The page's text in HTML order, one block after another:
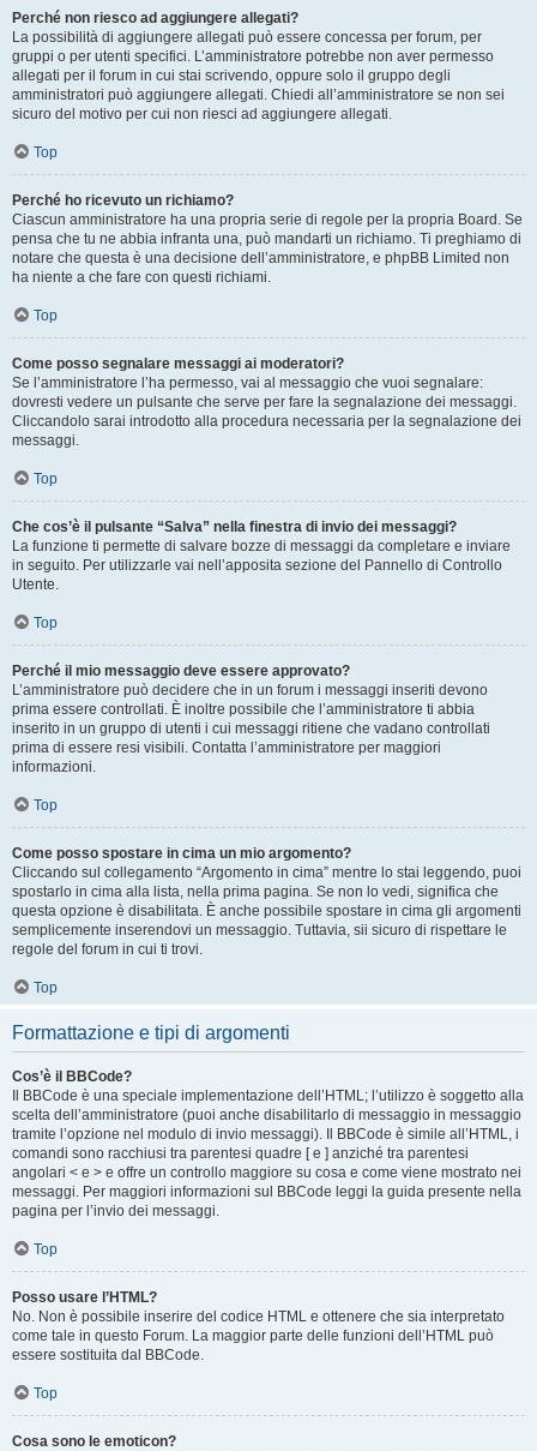
Perché non riesco ad aggiungere allegati?
La possibilità di aggiungere allegati può essere concessa per forum, per
gruppi o per utenti specifici. L’amministratore potrebbe non aver permesso
allegati per il forum in cui stai scrivendo, oppure solo il gruppo degli
amministratori può aggiungere allegati. Chiedi all’amministratore se non sei
sicuro del motivo per cui non riesci ad aggiungere allegati.
Top
Perché ho ricevuto un richiamo?
Ciascun amministratore ha una propria serie di regole per la propria Board. Se
pensa che tu ne abbia infranta una, può mandarti un richiamo. Ti preghiamo di
notare che questa è una decisione dell’amministratore, e phpBB Limited non
ha niente a che fare con questi richiami.
Top
Come posso segnalare messaggi ai moderatori?
Se l’amministratore l’ha permesso, vai al messaggio che vuoi segnalare:
dovresti vedere un pulsante che serve per fare la segnalazione dei messaggi.
Cliccandolo sarai introdotto alla procedura necessaria per la segnalazione dei
messaggi.
Top
Che cos’è il pulsante “Salva” nella finestra di invio dei messaggi?
La funzione ti permette di salvare bozze di messaggi da completare e inviare
in seguito. Per utilizzarle vai nell’apposita sezione del Pannello di Controllo
Utente.
Top
Perché il mio messaggio deve essere approvato?
L’amministratore può decidere che in un forum i messaggi inseriti devono
prima essere controllati. È inoltre possibile che l’amministratore ti abbia
inserito in un gruppo di utenti i cui messaggi ritiene che vadano controllati
prima di essere resi visibili. Contatta l’amministratore per maggiori
informazioni.
Top
Come posso spostare in cima un mio argomento?
Cliccando sul collegamento “Argomento in cima” mentre lo stai leggendo, puoi
spostarlo in cima alla lista, nella prima pagina. Se non lo vedi, significa che
questa opzione è disabilitata. È anche possibile spostare in cima gli argomenti
semplicemente inserendovi un messaggio. Tuttavia, sii sicuro di rispettare le
regole del forum in cui ti trovi.
Top
Formattazione e tipi di argomenti
Cos’è il BBCode?
Il BBCode è una speciale implementazione dell’HTML; l’utilizzo è soggetto alla
scelta dell’amministratore (puoi anche disabilitarlo di messaggio in messaggio
tramite l’opzione nel modulo di invio messaggi). Il BBCode è simile all’HTML, i
comandi sono racchiusi tra parentesi quadre [ e ] anziché tra parentesi
angolari < e > e offre un controllo maggiore su cosa e come viene mostrato nei
messaggi. Per maggiori informazioni sul BBCode leggi la guida presente nella
pagina per l’invio dei messaggi.
Top
Posso usare l’HTML?
No. Non è possibile inserire del codice HTML e ottenere che sia interpretato
come tale in questo Forum. La maggior parte delle funzioni dell’HTML può
essere sostituita dal BBCode.
Top
Cosa sono le emoticon?